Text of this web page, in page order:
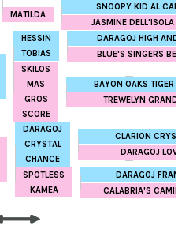
MATILDA
SNOOPY KID AL
JASMINE DELL'ISOLA DI
HESSIN
TOBIAS
DARAGOJ HIGH AND
BLUE'S SINGERS
SKILOS
MAS
GROS
SCORE
BAYON OAKS TIGER
TREWELYN
DARAGOJ
CRYSTAL
CHANCE
CLARION CRYSTAL
DARAGOJ
SPOTLESS
KAMEA
DARAGOJ FRANK
CALABRIA'S CAMILLA